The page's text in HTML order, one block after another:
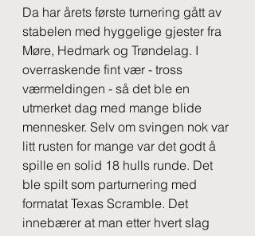
Da har årets første turnering gått av
stabelen med hyggelige gjester fra
Møre, Hedmark og Trøndelag. I
overraskende fint vær - tross
værmeldingen - så det ble en
utmerket dag med mange blide
mennesker. Selv om svingen nok var
litt rusten for mange var det godt å
spille en solid 18 hulls runde. Det
ble spilt som parturnering med
formatat Texas Scramble. Det
innebærer at man etter hvert slag